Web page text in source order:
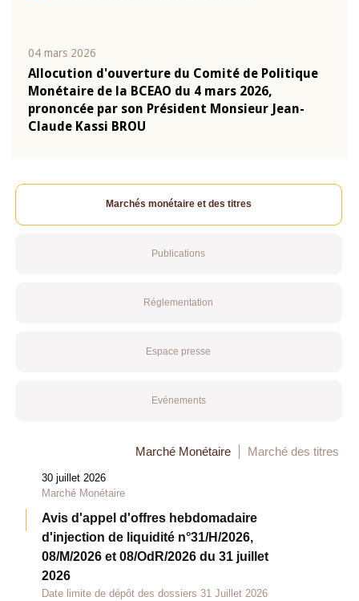
04 mars 2026
Allocution d'ouverture du Comité de Politique
Monétaire de la BCEAO du 4 mars 2026,
prononcée par son Président Monsieur Jean-
Claude Kassi BROU
Marchés monétaire et des titres
Publications
Réglementation
Espace presse
Evénements
Marché Monétaire Marché des titres
30 juillet 2026
Marché Monétaire
Avis d'appel d'offres hebdomadaire
d'injection de liquidité n°31/H/2026,
08/M/2026 et 08/OdR/2026 du 31 juillet
2026
Date limite de dépôt des dossiers 31 Juillet 2026